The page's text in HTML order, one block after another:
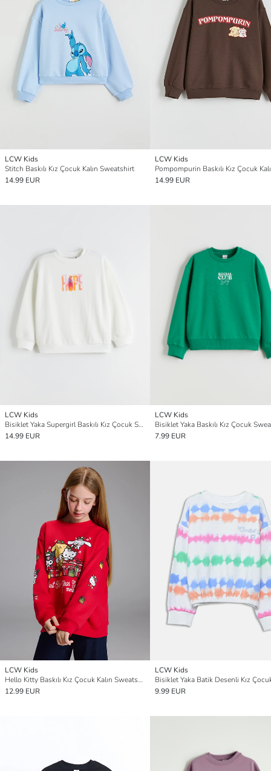
LCW Kids
Stitch Baskılı Kız Çocuk Kalın Sweatshirt
14.99 EUR
LCW Kids
14.99 EUR
LCW Kids
Bisiklet Yaka Supergirl Baskılı Kız Çocuk Sweatshirt
14.99 EUR
LCW Kids
Bisiklet Yaka Baskılı Kız Çocuk
7.99 EUR
LCW Kids
Hello Kitty Baskılı Kız Çocuk Kalın Sweatshirt
12.99 EUR
LCW Kids
9.99 EUR